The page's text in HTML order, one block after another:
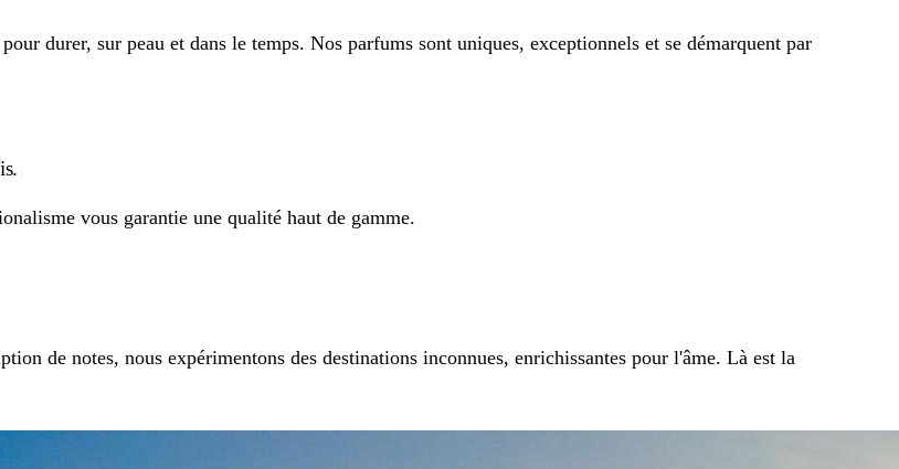
durer, sur peau et dans le temps. Nos parfums sont uniques, exceptionnels et se démarquent par
vous garantie une qualité haut de gamme.
de notes, nous expérimentons des destinations inconnues, enrichissantes pour l'âme. Là est la